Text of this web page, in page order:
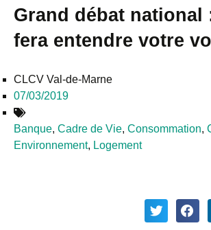
Grand débat national
fera entendre votre
CLCV Val-de-Marne
07/03/2019
Banque, Cadre de Vie, Consommation,
Environnement, Logement